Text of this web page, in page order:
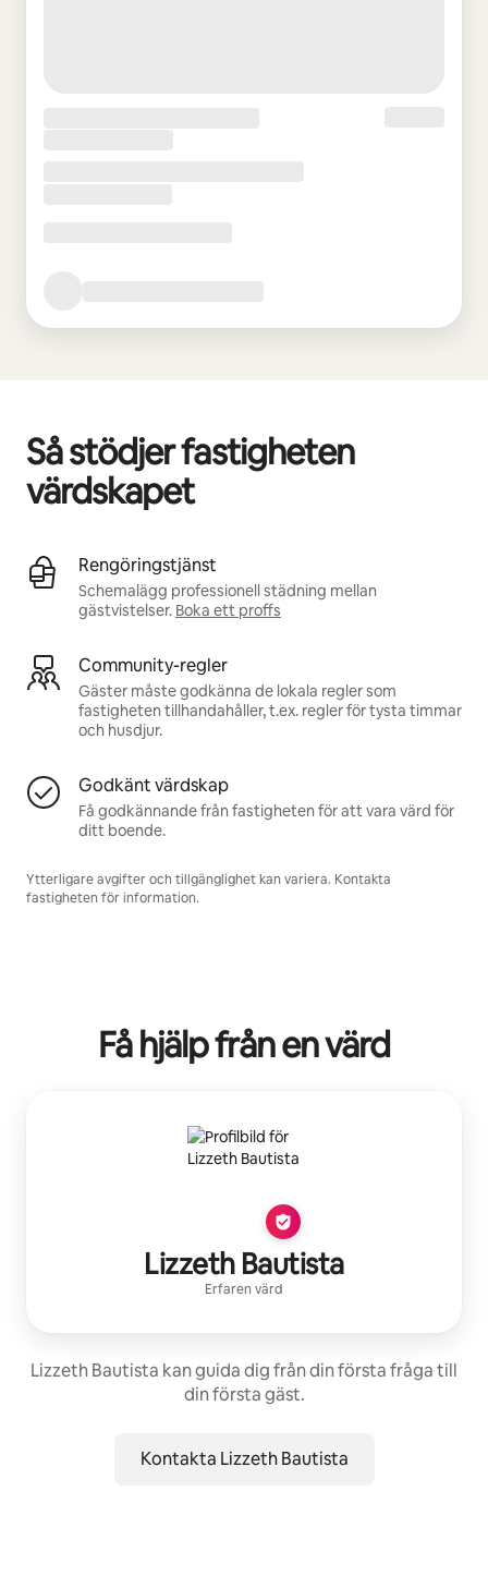
Så stödjer fastigheten
värdskapet
Rengöringstjänst
Schemalägg professionell städning mellan
gästvistelser. Boka ett proffs
Community-regler
Gäster måste godkänna de lokala regler som
fastigheten tillhandahåller, t.ex. regler för tysta timmar
och husdjur.
Godkänt värdskap
Få godkännande från fastigheten för att vara värd för
ditt boende.
Ytterligare avgifter och tillgänglighet kan variera. Kontakta
fastigheten för information.
Få hjälp från en värd
Lizzeth Bautista
Erfaren värd
Lizzeth Bautista kan guida dig från din första fråga till
din första gäst.
Kontakta Lizzeth Bautista